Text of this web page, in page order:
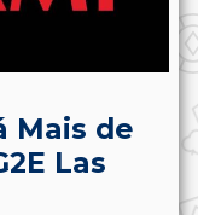
Mais de
Las